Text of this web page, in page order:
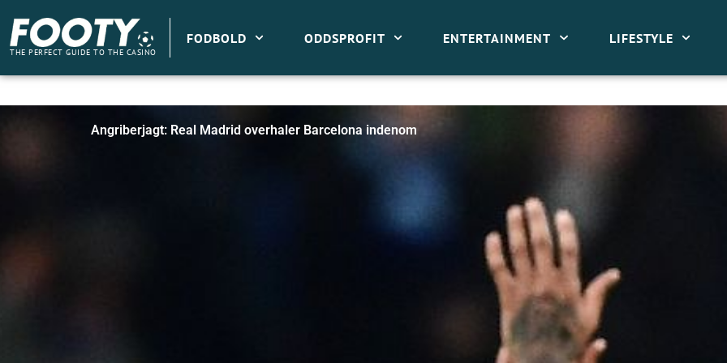
indholdet
THE PERFECT GUIDE TO THE CASINO
FODBOLD ODDSPROFIT ENTERTAINMENT LIFESTYLE
Angriberjagt: Real Madrid overhaler Barcelona indenom